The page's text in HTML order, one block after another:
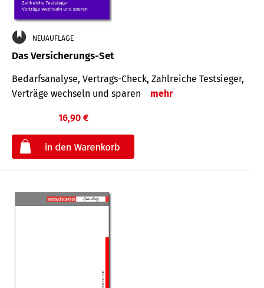
NEUAUFLAGE
Das Versicherungs-Set
Bedarfsanalyse, Vertrags-Check, Zahlreiche Testsieger,
Verträge wechseln und sparen
mehr
16,90 €